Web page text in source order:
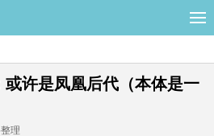
或许是凤凰后代（本体是一
理